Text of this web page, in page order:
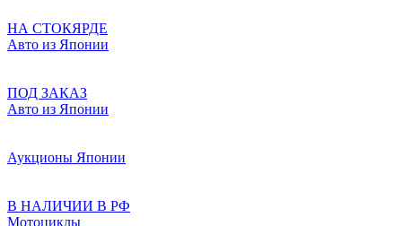
НА СТОКЯРДЕ
Авто из Японии
ПОД ЗАКАЗ
Авто из Японии
Аукционы Японии
В НАЛИЧИИ В РФ
Мотоциклы